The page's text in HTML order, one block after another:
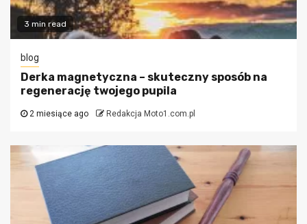
3 min read
blog
Derka magnetyczna – skuteczny sposób na
regenerację twojego pupila
2 miesiące ago Redakcja Moto1.com.pl